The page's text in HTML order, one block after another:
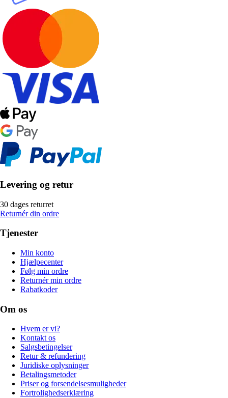
Levering og retur
30 dages returret
Returnér din ordre
Tjenester
Min konto
Hjælpecenter
Følg min ordre
Returnér min ordre
Rabatkoder
Om os
Hvem er vi?
Kontakt os
Salgsbetingelser
Retur & refundering
Juridiske oplysninger
Betalingsmetoder
Priser og forsendelsesmuligheder
Fortrolighedserklæring